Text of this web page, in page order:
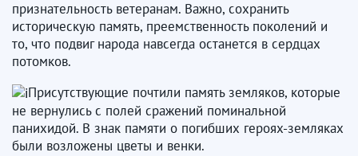
признательность ветеранам. Важно, сохранить
историческую память, преемственность поколений и
то, что подвиг народа навсегда останется в сердцах
потомков.
Присутствующие почтили память земляков, которые
не вернулись с полей сражений поминальной
панихидой. В знак памяти о погибших героях-земляках
были возложены цветы и венки.